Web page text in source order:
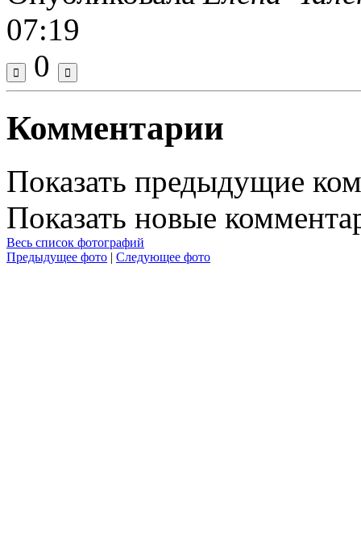
07:19
0
Комментарии
Показать предыдущие
Показать новые
Весь список фотографий
Предыдущее фото | Следующее фото